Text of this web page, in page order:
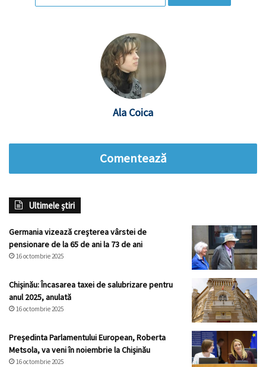
Ala Coica
Comentează
Ultimele știri
Germania vizează creșterea vârstei de
pensionare de la 65 de ani la 73 de ani
16 octombrie 2025
Chișinău: Încasarea taxei de salubrizare pentru
anul 2025, anulată
16 octombrie 2025
Președinta Parlamentului European, Roberta
Metsola, va veni în noiembrie la Chișinău
16 octombrie 2025